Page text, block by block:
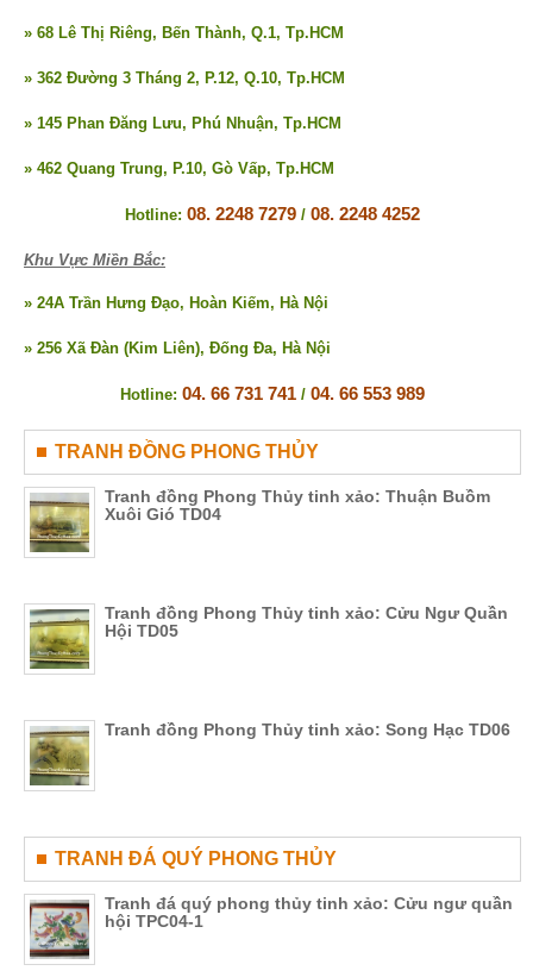
» 68 Lê Thị Riêng, Bến Thành, Q.1, Tp.HCM
» 362 Đường 3 Tháng 2, P.12, Q.10, Tp.HCM
» 145 Phan Đăng Lưu, Phú Nhuận, Tp.HCM
» 462 Quang Trung, P.10, Gò Vấp, Tp.HCM
Hotline: 08. 2248 7279 / 08. 2248 4252
Khu Vực Miền Bắc:
» 24A Trần Hưng Đạo, Hoàn Kiếm, Hà Nội
» 256 Xã Đàn (Kim Liên), Đống Đa, Hà Nội
Hotline: 04. 66 731 741 / 04. 66 553 989
TRANH ĐỒNG PHONG THỦY
Tranh đồng Phong Thủy tinh xảo: Thuận Buồm
Xuôi Gió TD04
Tranh đồng Phong Thủy tinh xảo: Cửu Ngư Quần
Hội TD05
Tranh đồng Phong Thủy tinh xảo: Song Hạc TD06
TRANH ĐÁ QUÝ PHONG THỦY
Tranh đá quý phong thủy tinh xảo: Cửu ngư quần
hội TPC04-1